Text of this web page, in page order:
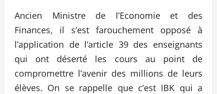
Ancien Ministre de l’Economie et des
Finances, il s’est farouchement opposé à
l’application de l’article 39 des enseignants
qui ont déserté les cours au point de
compromettre l’avenir des millions de leurs
élèves. On se rappelle que c’est IBK qui a